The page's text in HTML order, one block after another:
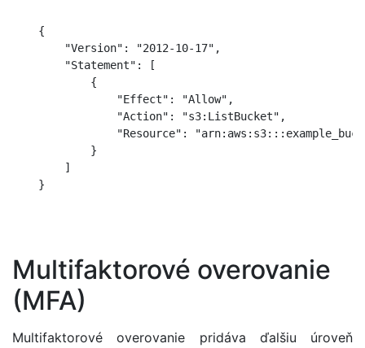
    {
        "Version": "2012-10-17",
        "Statement": [
            {
                "Effect": "Allow",
                "Action": "s3:ListBucket",
"Resource":
            }
        ]
    }
Multifaktorové overovanie
(MFA)
Multifaktorové overovanie pridáva ďalšiu úroveň